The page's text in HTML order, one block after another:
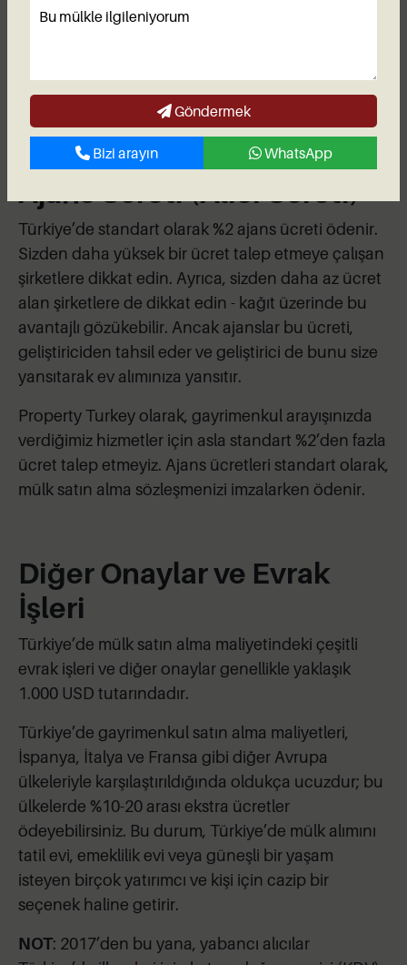
Görece düşük bir miktar olan bir avukat tutmanızı
olanak tanır: dolandırılan alıcıların %99’unda bu
hayati adım atlanmıştır.
Ajans Ücreti (Alıcı Ücreti)
Türkiye’de standart olarak %2 ajans ücreti ödenir.
Sizden daha yüksek bir ücret talep etmeye çalışan
şirketlere dikkat edin. Ayrıca, sizden daha az ücret
alan şirketlere de dikkat edin - kağıt üzerinde bu
avantajlı gözükebilir. Ancak ajanslar bu ücreti,
geliştiriciden tahsil eder ve geliştirici de bunu size
yansıtarak ev alımınıza yansıtır.
Property Turkey olarak, gayrimenkul arayışınızda
verdiğimiz hizmetler için asla standart %2’den fazla
ücret talep etmeyiz. Ajans ücretleri standart olarak,
mülk satın alma sözleşmenizi imzalarken ödenir.
Diğer Onaylar ve Evrak
İşleri
Türkiye’de mülk satın alma maliyetindeki çeşitli
evrak işleri ve diğer onaylar genellikle yaklaşık
1.000 USD tutarındadır.
Türkiye’de gayrimenkul satın alma maliyetleri,
İspanya, İtalya ve Fransa gibi diğer Avrupa
ülkeleriyle karşılaştırıldığında oldukça ucuzdur; bu
ülkelerde %10-20 arası ekstra ücretler
ödeyebilirsiniz. Bu durum, Türkiye’de mülk alımını
tatil evi, emeklilik evi veya güneşli bir yaşam
isteyen birçok yatırımcı ve kişi için cazip bir
seçenek haline getirir.
NOT: 2017’den bu yana, yabancı alıcılar
Göndermek
Bizi arayın WhatsApp